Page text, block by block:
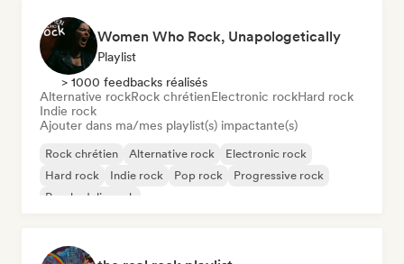
Women Who Rock, Unapologetically
Playlist
> 1000 feedbacks réalisés
Alternative rockRock chrétienElectronic rockHard rock
Indie rock
Ajouter dans ma/mes playlist(s) impactante(s)
Rock chrétien Alternative rock
Electronic rock
Hard rock
Indie rock Pop rock
Progressive rock
Psychedelic rock